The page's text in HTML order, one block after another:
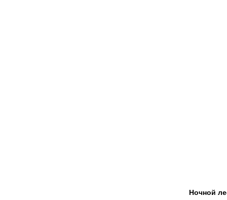
Ночной